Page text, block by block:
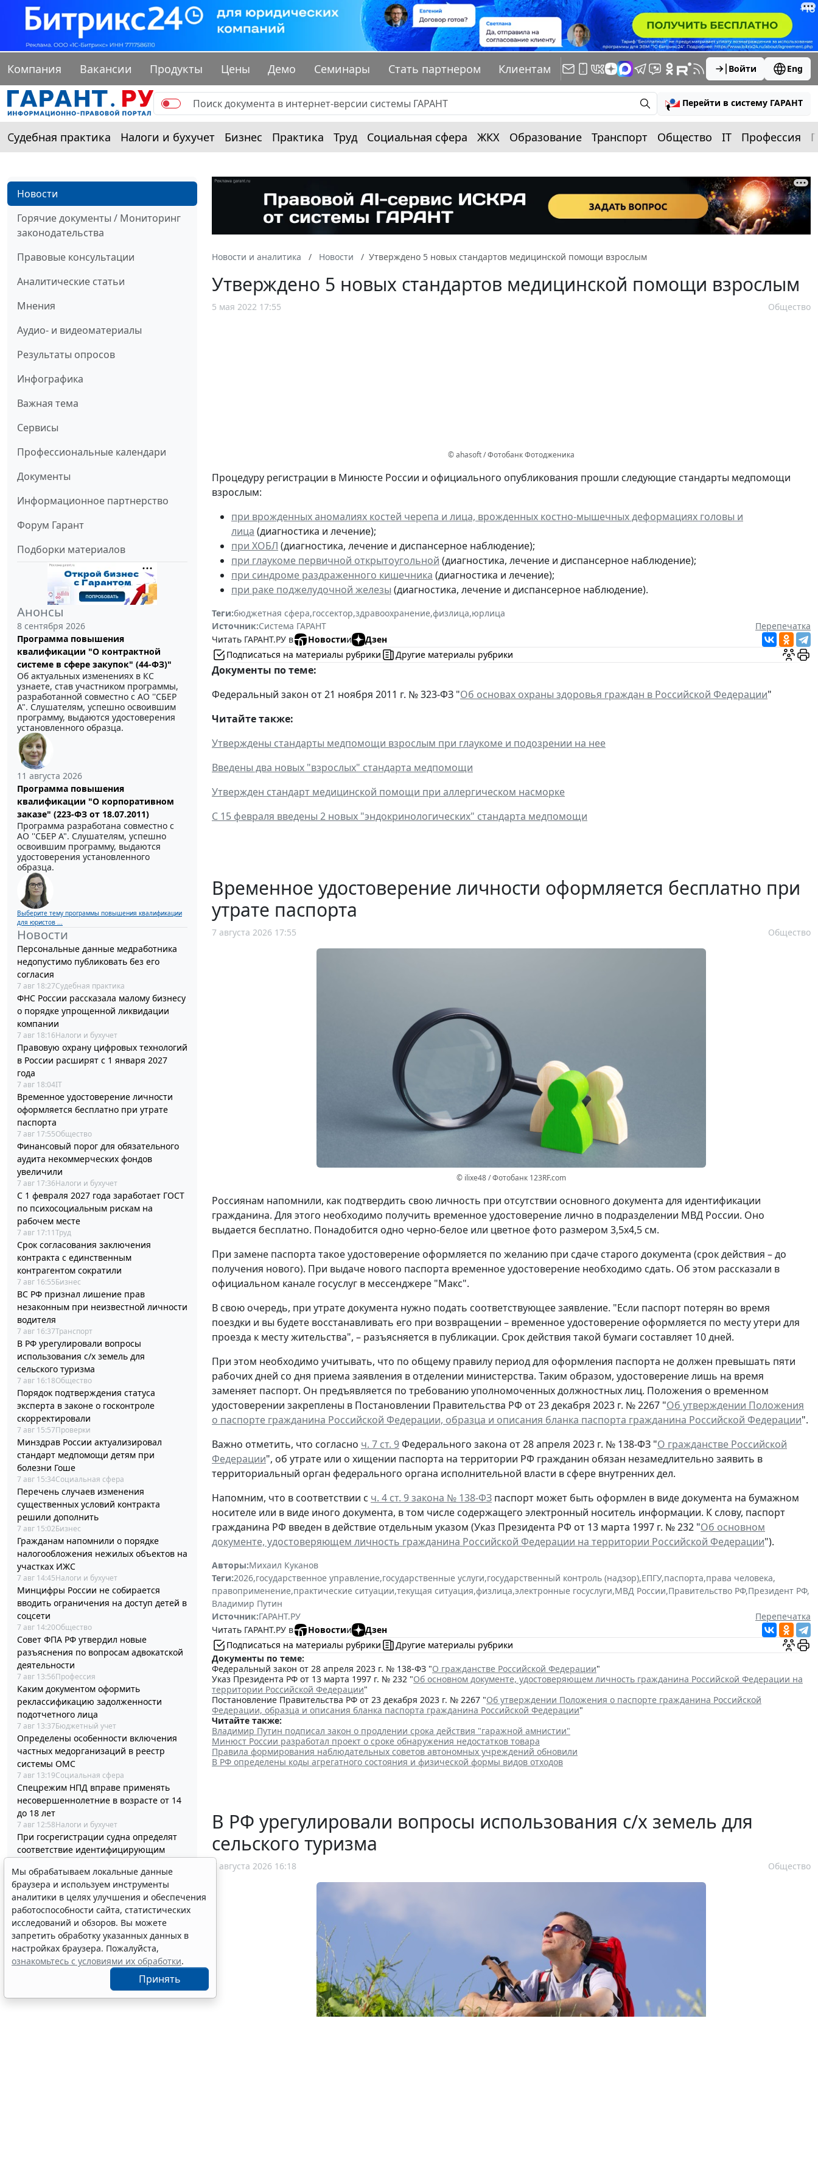
Компания Вакансии Продукты Цены Демо Семинары Стать партнером Клиентам Войти Eng
Перейти в систему ГАРАНТ
Судебная практика Налоги и бухучет Бизнес Практика Труд Социальная сфера ЖКХ Образование Транспорт Общество IT Профессия
Новости
Горячие документы / Мониторинг
законодательства
Правовые консультации
Аналитические статьи
Мнения
Аудио- и видеоматериалы
Результаты опросов
Инфографика
Важная тема
Сервисы
Профессиональные календари
Документы
Информационное партнерство
Форум Гарант
Подборки материалов
Анонсы
8 сентября 2026
Программа повышения
квалификации "О контрактной
системе в сфере закупок" (44-ФЗ)"
Об актуальных изменениях в КС
узнаете, став участником программы,
разработанной совместно с АО ''СБЕР
А". Слушателям, успешно освоившим
программу, выдаются удостоверения
установленного образца.
11 августа 2026
Программа повышения
квалификации "О корпоративном
заказе" (223-ФЗ от 18.07.2011)
Программа разработана совместно с
АО ''СБЕР А". Слушателям, успешно
освоившим программу, выдаются
удостоверения установленного
образца.
Выберите тему программы повышения квалификации
для юристов ...
Новости
Персональные данные медработника
недопустимо публиковать без его
согласия
7 авг 18:27Судебная практика
ФНС России рассказала малому бизнесу
о порядке упрощенной ликвидации
компании
7 авг 18:16Налоги и бухучет
Правовую охрану цифровых технологий
в России расширят с 1 января 2027
года
7 авг 18:04IT
Временное удостоверение личности
оформляется бесплатно при утрате
паспорта
7 авг 17:55Общество
Финансовый порог для обязательного
аудита некоммерческих фондов
увеличили
7 авг 17:36Налоги и бухучет
С 1 февраля 2027 года заработает ГОСТ
по психосоциальным рискам на
рабочем месте
7 авг 17:11Труд
Срок согласования заключения
контракта с единственным
контрагентом сократили
7 авг 16:55Бизнес
ВС РФ признал лишение прав
незаконным при неизвестной личности
водителя
7 авг 16:37Транспорт
В РФ урегулировали вопросы
использования с/х земель для
сельского туризма
7 авг 16:18Общество
Порядок подтверждения статуса
эксперта в законе о госконтроле
скорректировали
7 авг 15:57Проверки
Минздрав России актуализировал
стандарт медпомощи детям при
болезни Гоше
7 авг 15:34Социальная сфера
Перечень случаев изменения
существенных условий контракта
решили дополнить
7 авг 15:02Бизнес
Гражданам напомнили о порядке
налогообложения нежилых объектов на
участках ИЖС
7 авг 14:45Налоги и бухучет
Минцифры России не собирается
вводить ограничения на доступ детей в
соцсети
7 авг 14:20Общество
Совет ФПА РФ утвердил новые
разъяснения по вопросам адвокатской
деятельности
7 авг 13:56Профессия
Каким документом оформить
реклассификацию задолженности
подотчетного лица
7 авг 13:37Бюджетный учет
Определены особенности включения
частных медорганизаций в реестр
системы ОМС
7 авг 13:19Социальная сфера
Спецрежим НПД вправе применять
несовершеннолетние в возрасте от 14
до 18 лет
7 авг 12:58Налоги и бухучет
При госрегистрации судна определят
соответствие идентифицирующим
7 авг 12:34Транспорт
В Госдуме предложили заменить ЕГЭ
аттестацией в форме государственного
экзамена
7 авг 12:15Образование
Новости и аналитика Новости Утверждено 5 новых стандартов медицинской помощи взрослым
Утверждено 5 новых стандартов медицинской помощи взрослым
5 мая 2022 17:55 Общество
© ahasoft / Фотобанк Фотодженика
Процедуру регистрации в Минюсте России и официального опубликования прошли следующие стандарты медпомощи
взрослым:
при врожденных аномалиях костей черепа и лица, врожденных костно-мышечных деформациях головы и
лица (диагностика и лечение);
при ХОБЛ (диагностика, лечение и диспансерное наблюдение);
при глаукоме первичной открытоугольной (диагностика, лечение и диспансерное наблюдение);
при синдроме раздраженного кишечника (диагностика и лечение);
при раке поджелудочной железы (диагностика, лечение и диспансерное наблюдение).
Теги:бюджетная сфера,госсектор,здравоохранение,физлица,юрлица
Источник:Система ГАРАНТ
Перепечатка
Читать ГАРАНТ.РУ в
Новостии
Дзен
Подписаться на материалы рубрики
Другие материалы рубрики
Документы по теме:
Федеральный закон от 21 ноября 2011 г. № 323-ФЗ "Об основах охраны здоровья граждан в Российской Федерации"
Читайте также:
Утверждены стандарты медпомощи взрослым при глаукоме и подозрении на нее
Введены два новых "взрослых" стандарта медпомощи
Утвержден стандарт медицинской помощи при аллергическом насморке
С 15 февраля введены 2 новых "эндокринологических" стандарта медпомощи
Временное удостоверение личности оформляется бесплатно при
утрате паспорта
7 августа 2026 17:55 Общество
© ilixe48 / Фотобанк 123RF.com
Россиянам напомнили, как подтвердить свою личность при отсутствии основного документа для идентификации
гражданина. Для этого необходимо получить временное удостоверение лично в подразделении МВД России. Оно
выдается бесплатно. Понадобится одно черно-белое или цветное фото размером 3,5x4,5 см.
При замене паспорта такое удостоверение оформляется по желанию при сдаче старого документа (срок действия – до
получения нового). При выдаче нового паспорта временное удостоверение необходимо сдать. Об этом рассказали в
официальном канале госуслуг в мессенджере "Макс".
В свою очередь, при утрате документа нужно подать соответствующее заявление. "Если паспорт потерян во время
поездки и вы будете восстанавливать его при возвращении – временное удостоверение оформляется по месту утери для
проезда к месту жительства", – разъясняется в публикации. Срок действия такой бумаги составляет 10 дней.
При этом необходимо учитывать, что по общему правилу период для оформления паспорта не должен превышать пяти
рабочих дней со дня приема заявления в отделении министерства. Таким образом, удостоверение лишь на время
заменяет паспорт. Он предъявляется по требованию уполномоченных должностных лиц. Положения о временном
удостоверении закреплены в Постановлении Правительства РФ от 23 декабря 2023 г. № 2267 "Об утверждении Положения
о паспорте гражданина Российской Федерации, образца и описания бланка паспорта гражданина Российской Федерации".
Важно отметить, что согласно ч. 7 ст. 9Федерального закона от 28 апреля 2023 г. № 138-ФЗ "О гражданстве Российской
Федерации", об утрате или о хищении паспорта на территории РФ гражданин обязан незамедлительно заявить в
территориальный орган федерального органа исполнительной власти в сфере внутренних дел.
Напомним, что в соответствии с ч. 4 ст. 9 закона № 138-ФЗ паспорт может быть оформлен в виде документа на бумажном
носителе или в виде иного документа, в том числе содержащего электронный носитель информации. К слову, паспорт
гражданина РФ введен в действие отдельным указом (Указ Президента РФ от 13 марта 1997 г. № 232 "Об основном
документе, удостоверяющем личность гражданина Российской Федерации на территории Российской Федерации").
Авторы:Михаил Куканов
Теги:2026,государственное управление,государственные услуги,государственный контроль (надзор),ЕПГУ,паспорта,права человека,
правоприменение,практические ситуации,текущая ситуация,физлица,электронные госуслуги,МВД России,Правительство РФ,Президент РФ,
Владимир Путин
Источник:ГАРАНТ.РУ
Перепечатка
Читать ГАРАНТ.РУ в
Новостии
Дзен
Подписаться на материалы рубрики
Другие материалы рубрики
Документы по теме:
Федеральный закон от 28 апреля 2023 г. № 138-ФЗ "О гражданстве Российской Федерации"
Указ Президента РФ от 13 марта 1997 г. № 232 "Об основном документе, удостоверяющем личность гражданина Российской Федерации на
территории Российской Федерации"
Постановление Правительства РФ от 23 декабря 2023 г. № 2267 "Об утверждении Положения о паспорте гражданина Российской
Федерации, образца и описания бланка паспорта гражданина Российской Федерации"
Читайте также:
Владимир Путин подписал закон о продлении срока действия "гаражной амнистии"
Минюст России разработал проект о сроке обнаружения недостатков товара
Правила формирования наблюдательных советов автономных учреждений обновили
В РФ определены коды агрегатного состояния и физической формы видов отходов
В РФ урегулировали вопросы использования с/х земель для
сельского туризма
7 августа 2026 16:18 Общество
Мы обрабатываем локальные данные
браузера и используем инструменты
аналитики в целях улучшения и обеспечения
работоспособности сайта, статистических
исследований и обзоров. Вы можете
запретить обработку указанных данных в
настройках браузера. Пожалуйста,
ознакомьтесь с условиями их обработки.
Принять